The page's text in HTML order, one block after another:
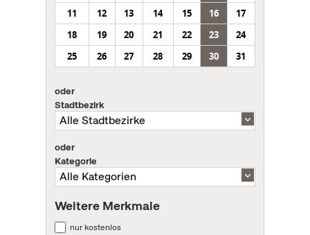
11
12 13 14 15 16
17
18
19 20 21 22 23
24
25
26 27 28 29 30 31
oder
Stadtbezirk
oder
Kategorie
Weitere Merkmale
nur kostenlos